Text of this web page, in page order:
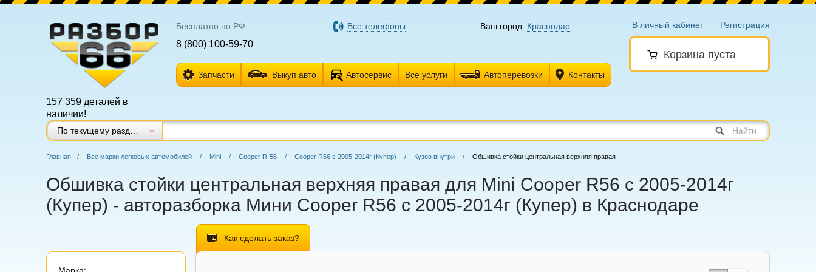
В личный кабинет Регистрация
Корзина пуста
157 359 деталей в
наличии!
Бесплатно по РФ
8 (800) 100-59-70
Все телефоны Ваш город: Краснодар
Запчасти Выкуп авто Автосервис Все услуги Автоперевозки Контакты
Найти
Главная / Все марки легковых автомобилей / Mini / Cooper R-56 / Cooper R56 с 2005-2014г (Купер) / Кузов внутри / Обшивка стойки центральная верхняя правая
Обшивка стойки центральная верхняя правая для Mini Cooper R56 с 2005-2014г
(Купер) - авторазборка Мини Cooper R56 с 2005-2014г (Купер) в Краснодаре
Как сделать заказ?